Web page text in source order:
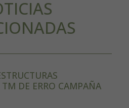
DE ERRO CAMPAÑA